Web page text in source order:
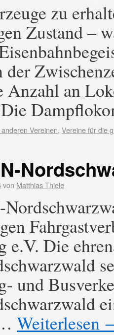
zu
Zustand –
der
Anzahl an
Die
Vereinen, Vereine für die
von Matthias Thiele
e.V. Die
und
Weiterlesen